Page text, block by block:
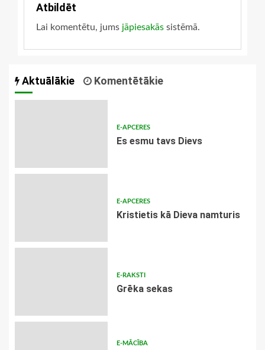
Atbildēt
Lai komentētu, jums jāpiesakās sistēmā.
Aktuālākie Komentētākie
E-APCERES
Es esmu tavs Dievs
E-APCERES
Kristietis kā Dieva namturis
E-RAKSTI
Grēka sekas
E-MĀCĪBA